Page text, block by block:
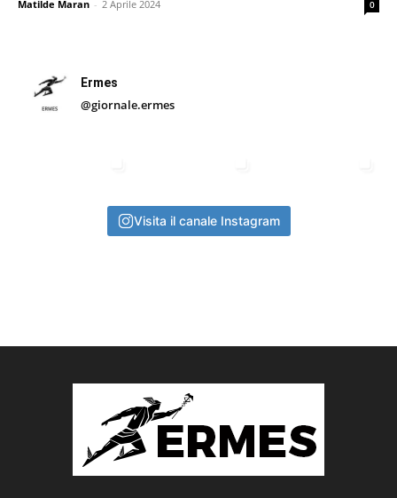
Matilde Maran - 2 Aprile 2024 0
Ermes
@giornale.ermes
Visita il canale Instagram